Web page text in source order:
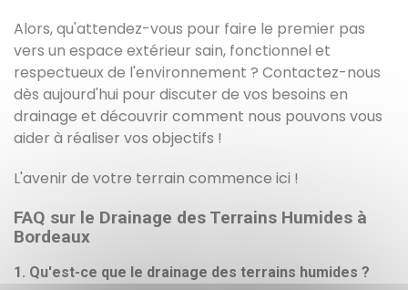
Alors, qu'attendez-vous pour faire le premier pas
vers un espace extérieur sain, fonctionnel et
respectueux de l'environnement ? Contactez-nous
dès aujourd'hui pour discuter de vos besoins en
drainage et découvrir comment nous pouvons vous
aider à réaliser vos objectifs !
L'avenir de votre terrain commence ici !
FAQ sur le Drainage des Terrains Humides à
Bordeaux
1. Qu'est-ce que le drainage des terrains humides ?